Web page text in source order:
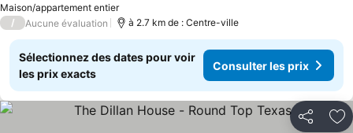
Maison/appartement entier
Consulter les prix
/ Aucune évaluation à 2.7 km de : Centre-ville
Sélectionnez des dates pour voir
les prix exacts
Consulter les prix
Partager